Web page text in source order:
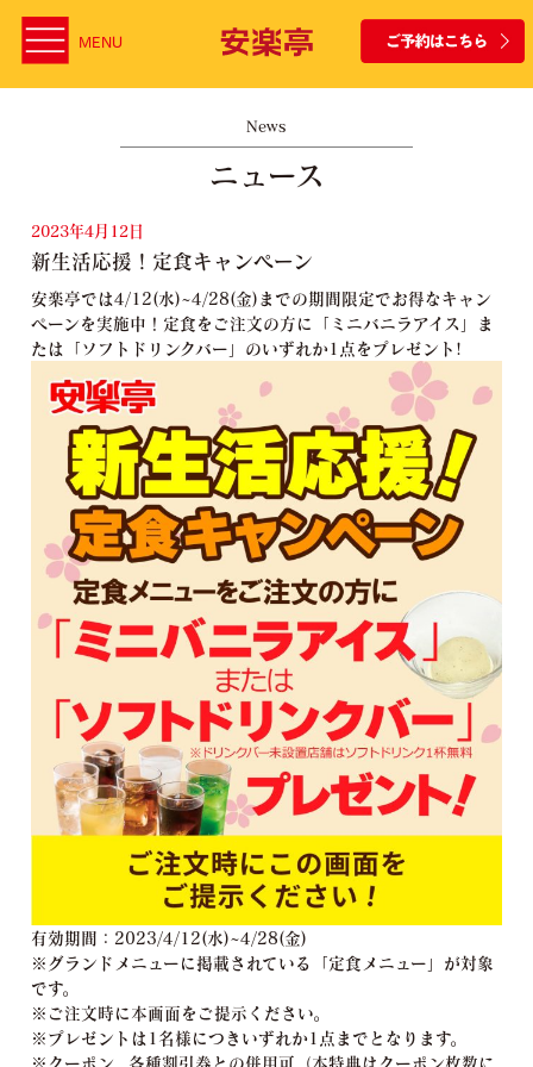
MENU
News
ニュース
2023年4月12日
新生活応援！定食キャンペーン
安楽亭では4/12(水)~4/28(金)までの期間限定でお得なキャン
ペーンを実施中！定食をご注文の方に「ミニバニラアイス」ま
たは「ソフトドリンクバー」のいずれか1点をプレゼント!
有効期間：2023/4/12(水)~4/28(金)
※グランドメニューに掲載されている「定食メニュー」が対象
です。
※ご注文時に本画面をご提示ください。
※プレゼントは1名様につきいずれか1点までとなります。